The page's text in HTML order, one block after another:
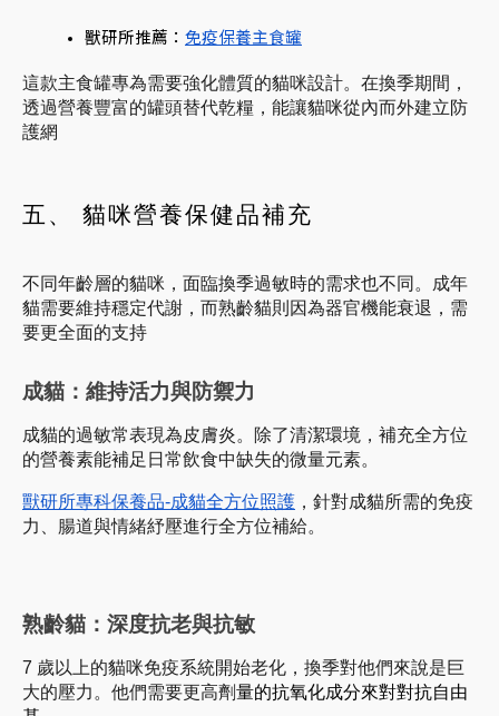
獸研所推薦： 免疫保養主食罐
這款主食罐專為需要強化體質的貓咪設計。在換季期間，
透過營養豐富的罐頭替代乾糧，能讓貓咪從內而外建立防
護網
五、 貓咪營養保健品補充
不同年齡層的貓咪，面臨換季過敏時的需求也不同。成年
貓需要維持穩定代謝，而熟齡貓則因為器官機能衰退，需
要更全面的支持
成貓：維持活力與防禦力
成貓的過敏常表現為皮膚炎。除了清潔環境，補充全方位
的營養素能補足日常飲食中缺失的微量元素。
獸研所專科保養品-成貓全方位照護 ，針對成貓所需的免疫
力、腸道與情緒紓壓進行全方位補給。
熟齡貓：深度抗老與抗敏
7 歲以上的貓咪免疫系統開始老化，換季對他們來說是巨
大的壓力。他們需要更高劑量的抗氧化成分來對對抗自由